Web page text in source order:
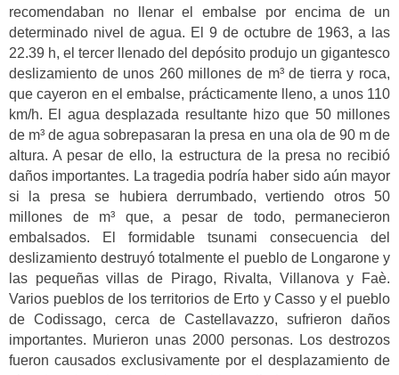
recomendaban no llenar el embalse por encima de un
determinado nivel de agua. El 9 de octubre de 1963, a las
22.39 h, el tercer llenado del depósito produjo un gigantesco
deslizamiento de unos 260 millones de m³ de tierra y roca,
que cayeron en el embalse, prácticamente lleno, a unos 110
km/h. El agua desplazada resultante hizo que 50 millones
de m³ de agua sobrepasaran la presa en una ola de 90 m de
altura. A pesar de ello, la estructura de la presa no recibió
daños importantes. La tragedia podría haber sido aún mayor
si la presa se hubiera derrumbado, vertiendo otros 50
millones de m³ que, a pesar de todo, permanecieron
embalsados. El formidable tsunami consecuencia del
deslizamiento destruyó totalmente el pueblo de Longarone y
las pequeñas villas de Pirago, Rivalta, Villanova y Faè.
Varios pueblos de los territorios de Erto y Casso y el pueblo
de Codissago, cerca de Castellavazzo, sufrieron daños
importantes. Murieron unas 2000 personas. Los destrozos
fueron causados exclusivamente por el desplazamiento de